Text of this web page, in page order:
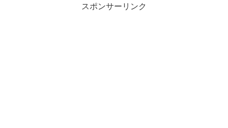
スポンサーリンク